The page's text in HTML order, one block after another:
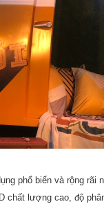
phổ biến và rộng
chất lượng cao, độ